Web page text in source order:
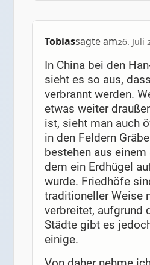
Tobiassagte am26. Juli
In China bei den
sieht es so aus,
verbrannt werden.
etwas weiter
ist, sieht man auch
in den Feldern
bestehen aus einem
dem ein Erdhügel
wurde. Friedhöfe
traditioneller Weise
verbreitet, aufgrund
Städte gibt es
einige.